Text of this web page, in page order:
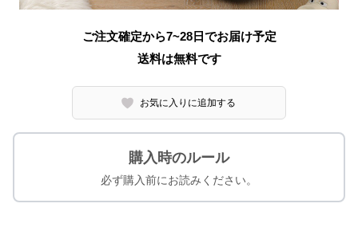
ご注文確定から7~28日でお届け予定
送料は無料です
お気に入りに追加する
購入時のルール
必ず購入前にお読みください。